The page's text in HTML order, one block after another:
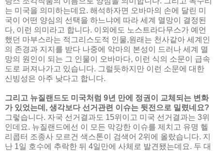
는 미국을 의미하는데요. 해석하자면 오바마의 손에 달린 미
국이 어떤 양심의 선택을 하느냐에 따라 세계 멸망이 결정된
다, 이런 의미라고 합니다. 이외에도 노스트라다무스가 예언
했던 마부스라는 적그리스도적 인물,원래는 천사같아 세계인
의 존경과 지지를 받다 나중에 악마의 본성이 드러나 세계 멸
망의 원인이 되는 그 인물이 오바마다, 이런 식의 소문이 급속
도로 퍼져나가고 있습니다. 그럴듯하지만 이런 소문에 대한
신빙성은 아주 낮다고 합니다.
그리고 뉴질랜드도 미국처럼 9년 만에 정권이 교체되는 변화
가 있었는데, 생각보다 선거관련 이슈는 뒷전으로 밀렸네요?
그렇습니다. 자국 선거결과도 15위이고 미국 선거결과는 3위
인데요. 뉴질랜드에선 이 모든 막강한 이슈를 제치고 유명 헬
리콥터 조종사 모르건 색스톤이 검색어 2위에 올랐습니다. 지
난 1일 호수에 추락한 뒤 4일만에 사체로 발견됐는데요. 두 대